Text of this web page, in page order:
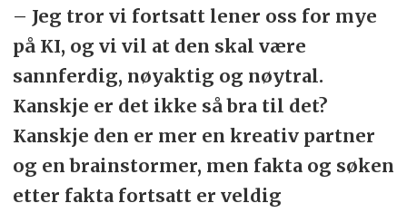
– Jeg tror vi fortsatt lener oss for mye
på KI, og vi vil at den skal være
sannferdig, nøyaktig og nøytral.
Kanskje er det ikke så bra til det?
Kanskje den er mer en kreativ partner
og en brainstormer, men fakta og søken
etter fakta fortsatt er veldig